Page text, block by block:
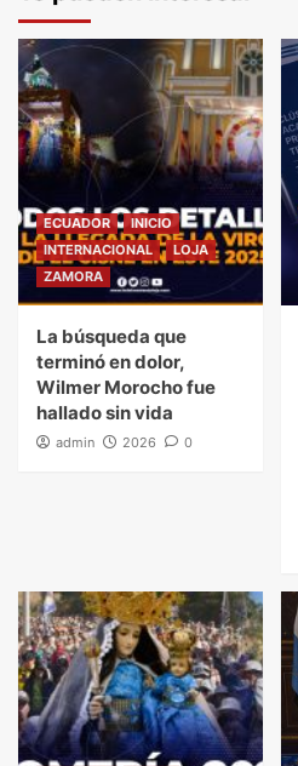
ECUADOR
INICIO
INTERNACIONAL
LOJA
ZAMORA
La búsqueda que
terminó en dolor,
Wilmer Morocho fue
hallado sin vida
admin 2026 0